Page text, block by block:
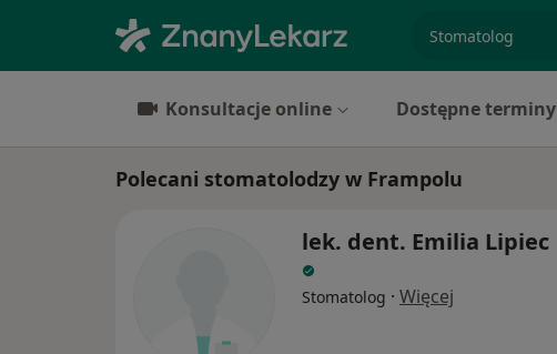
Konsultacje online Dostępne terminy
Polecani stomatolodzy w Frampolu
lek. dent. Emilia Lipiec
Stomatolog · Więcej